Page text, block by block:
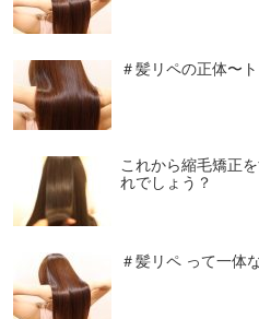
＃髪リペの正体〜
これから縮毛矯正
れでしょう？
＃髪リペ って一体